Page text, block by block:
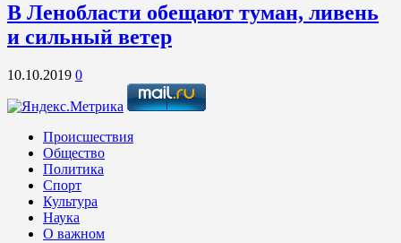
В Ленобласти обещают туман, ливень
и сильный ветер
10.10.2019 0
Происшествия
Общество
Политика
Спорт
Культура
Наука
О важном